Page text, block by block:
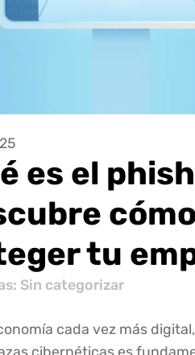
es el
tu
Sin categorizar
cada vez más
cibernéticas es